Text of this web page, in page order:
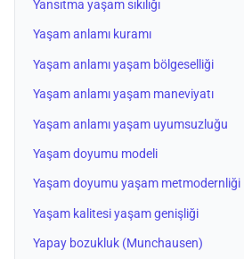
Yansıtma yaşam sıkılığı
Yaşam anlamı kuramı
Yaşam anlamı yaşam bölgeselliği
Yaşam anlamı yaşam maneviyatı
Yaşam anlamı yaşam uyumsuzluğu
Yaşam doyumu modeli
Yaşam doyumu yaşam metmodernliği
Yaşam kalitesi yaşam genişliği
Yapay bozukluk (Munchausen)